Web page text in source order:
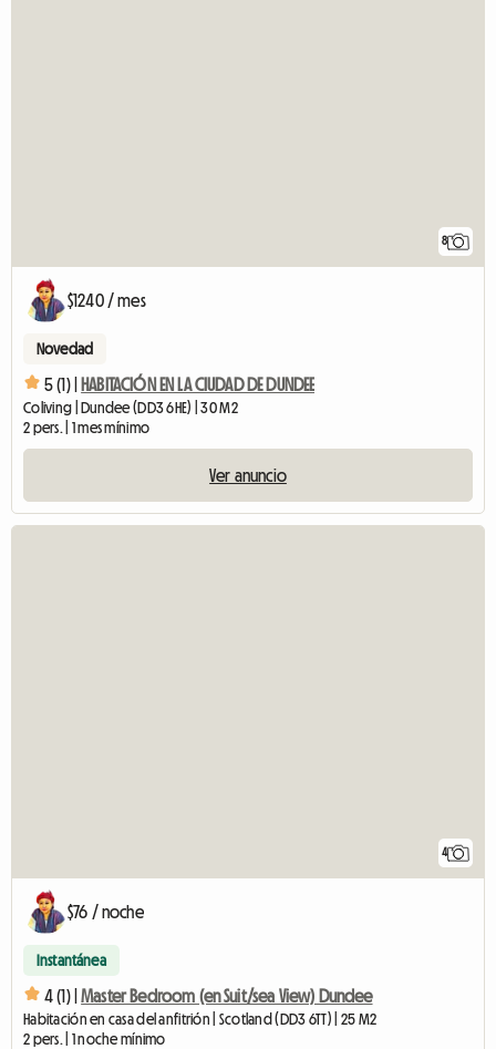
8
$1240 / mes
Novedad
5 (1) | HABITACIÓN EN LA CIUDAD DE DUNDEE
Coliving | Dundee (DD3 6HE) | 30 M2
2 pers. | 1 mes mínimo
Ver anuncio
4
$76 / noche
Instantánea
4 (1) | Master Bedroom (en Suit/sea View) Dundee
Habitación en casa del anfitrión | Scotland (DD3 6TT) | 25 M2
2 pers. | 1 noche mínimo